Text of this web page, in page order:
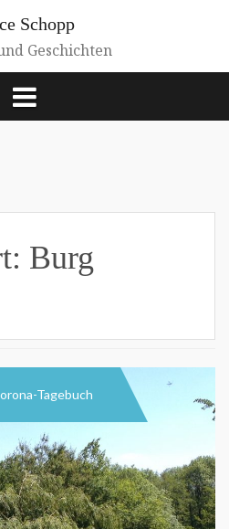
Schopp
Geschichten
Burg
Tagebuch